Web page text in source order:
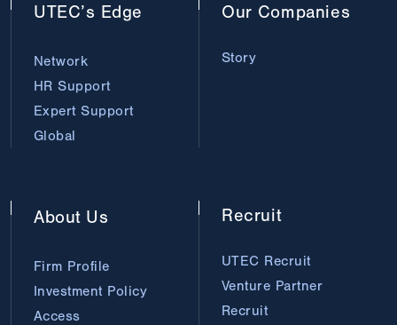
UTEC’s Edge
Network
HR Support
Expert Support
Global
Our Companies
Story
About Us
Firm Profile
Investment Policy
Access
Recruit
UTEC Recruit
Venture Partner
Recruit